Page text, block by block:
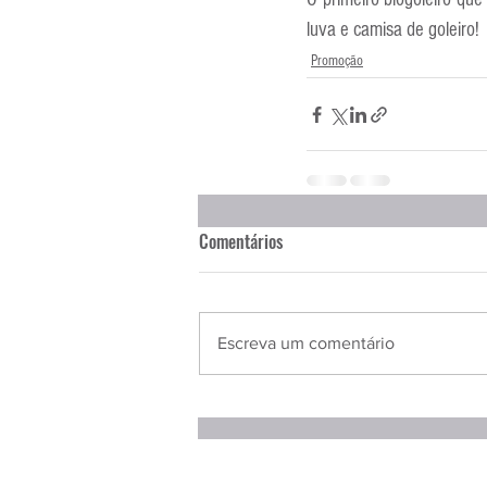
Entrevistas Equipamentos
Escola Francesa Escola Inglesa
luva e camisa de goleiro!
Promoção
Comentários
Escreva um comentário